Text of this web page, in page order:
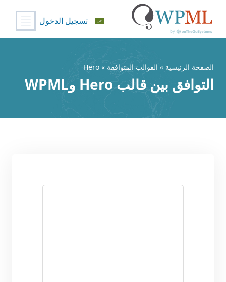
المحتوى
تسجيل الدخول
الصفحة الرئيسية » القوالب المتوافقة » Hero
التوافق بين قالب Hero وWPML